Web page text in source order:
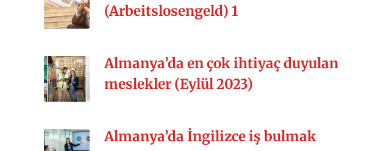
(Arbeitslosengeld) 1
Almanya’da en çok ihtiyaç duyulan
meslekler (Eylül 2023)
Almanya’da İngilizce iş bulmak